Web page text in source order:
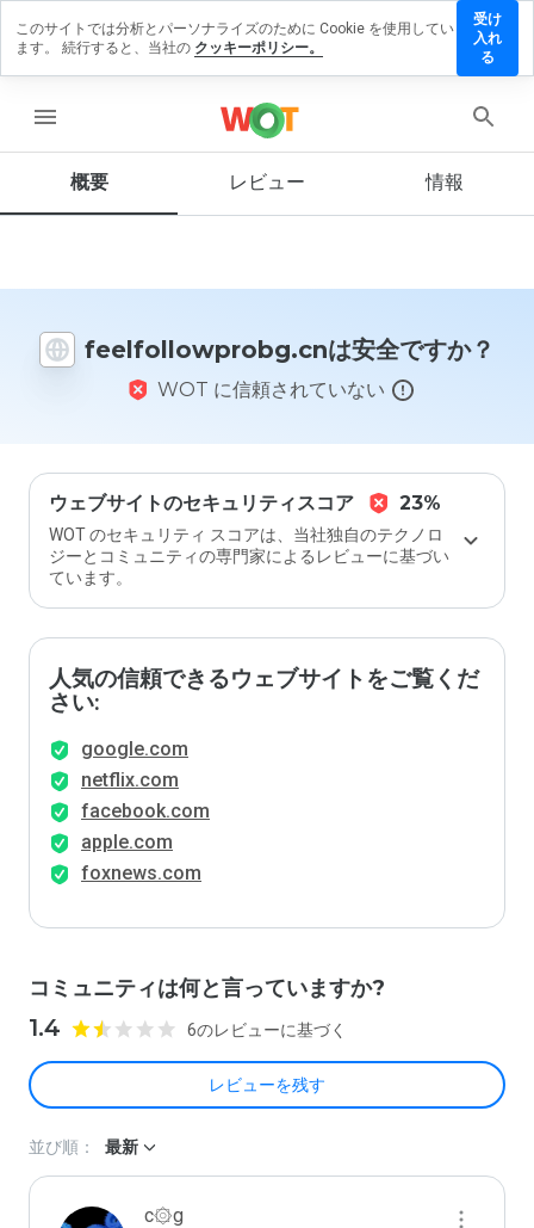
menu
概要 レビュー 情報
feelfollowprobg.cnは安全ですか？
WOT に信頼されていない
ウェブサイトのセキュリティスコア 23%
WOT のセキュリティ スコアは、当社独自のテクノロ
ジーとコミュニティの専門家によるレビューに基づい
ています。
人気の信頼できるウェブサイトをご覧くだ
さい:
google.com
netflix.com
facebook.com
apple.com
foxnews.com
コミュニティは何と言っていますか?
1.4 6のレビューに基づく
レビューを残す
ーを残す
ウェ
を1
5の
で、
ます
か？
並び順： 最新
c۞g
このサイトでは分析とパーソナライズのために Cookie を使用してい
ます。 続行すると、当社の クッキーポリシー。
受け
入れ
る